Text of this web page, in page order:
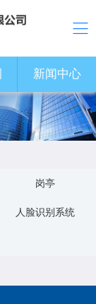
新闻中心
新闻中心
岗亭
人脸识别系统